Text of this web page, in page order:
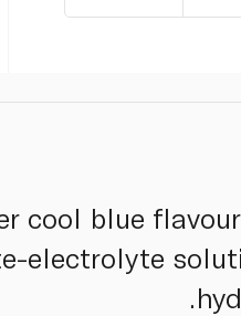
cool blue
electrolyte